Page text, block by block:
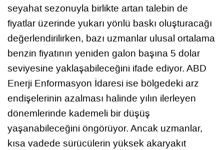
seyahat sezonuyla birlikte artan talebin de
fiyatlar üzerinde yukarı yönlü baskı oluşturacağı
değerlendirilirken, bazı uzmanlar ulusal ortalama
benzin fiyatının yeniden galon başına 5 dolar
seviyesine yaklaşabileceğini ifade ediyor. ABD
Enerji Enformasyon İdaresi ise bölgedeki arz
endişelerinin azalması halinde yılın ilerleyen
dönemlerinde kademeli bir düşüş
yaşanabileceğini öngörüyor. Ancak uzmanlar,
kısa vadede sürücülerin yüksek akaryakıt